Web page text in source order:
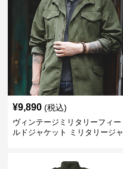
¥9,890 (税込)
ヴィンテージミリタリーフィー
ルドジャケット ミリタリージャ